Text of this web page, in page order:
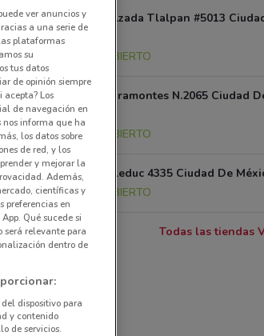
Avenida Calzada Tlalpan #5013
México
ABIERTO
Canal de Miramontes N.2065 Ciudad
México
14.7 km
ABIERTO
Av Renato Leduc 4335 Ciudad De
15.1 km
ABIERTO
Todas las tiendas
ver anuncios y
a una serie de
plataformas
su
tus datos
de opinión siempre
Los
de navegación en
informa que ha
los datos sobre
de red, y los
y mejorar la
Además,
científicas y
preferencias en
Qué sucede si
será relevante para
dentro de
dispositivo para
y contenido
de servicios.